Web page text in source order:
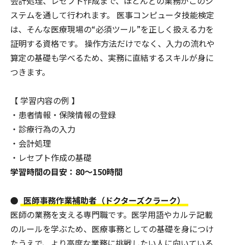
ステムを通して行われます。 医事コンピュータ技能検定
は、そんな医療現場の“必須ツール”を正しく扱える力を
証明する資格です。 操作方法だけでなく、入力の流れや
算定の基礎も学べるため、実務に直結するスキルが身に
つきます。
【 学習内容の例 】
・患者情報・保険情報の登録
・診療行為の入力
・会計処理
・レセプト作成の基礎
学習時間の目安：80〜150時間
● 医師事務作業補助者（ドクターズクラーク）
医師の業務を支える専門職です。医学用語やカルテ記載
のルールを学ぶため、医療事務としての基礎を身につけ